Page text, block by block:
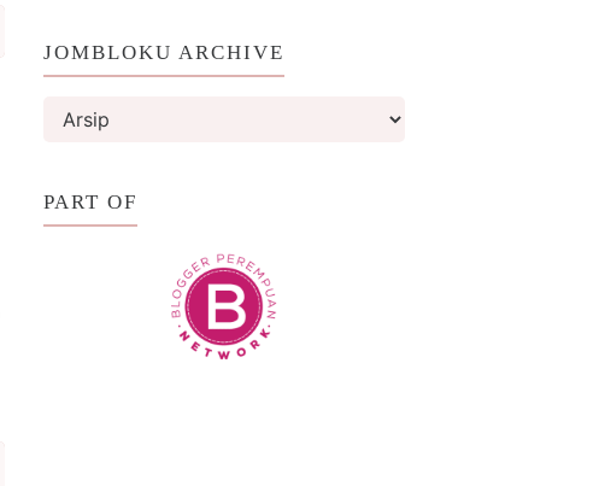
JOMBLOKU ARCHIVE
PART OF